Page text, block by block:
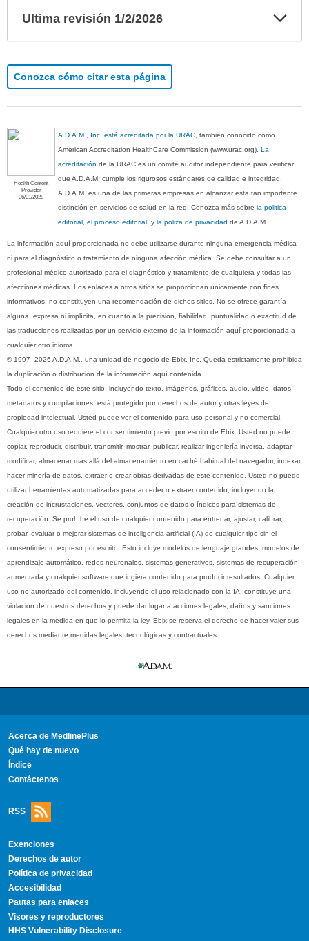
Ultima revisión 1/2/2026
Conozca cómo citar esta página
Health Content
Provider
06/01/2028
A.D.A.M., Inc. está acreditada por la URAC , también conocido como
American Accreditation HealthCare Commission (www.urac.org).La
acreditación de la URAC es un comité auditor independiente para verificar
que A.D.A.M. cumple los rigurosos estándares de calidad e integridad.
A.D.A.M. es una de las primeras empresas en alcanzar esta tan importante
distinción en servicios de salud en la red. Conozca más sobrela politica
editorial, el proceso editorial , yla poliza de privacidad de A.D.A.M.
La información aquí proporcionada no debe utilizarse durante ninguna emergencia médica
ni para el diagnóstico o tratamiento de ninguna afección médica. Se debe consultar a un
profesional médico autorizado para el diagnóstico y tratamiento de cualquiera y todas las
afecciones médicas. Los enlaces a otros sitios se proporcionan únicamente con fines
informativos; no constituyen una recomendación de dichos sitios. No se ofrece garantía
alguna, expresa ni implícita, en cuanto a la precisión, fiabilidad, puntualidad o exactitud de
las traducciones realizadas por un servicio externo de la información aquí proporcionada a
cualquier otro idioma.
© 1997- 2026 A.D.A.M., una unidad de negocio de Ebix, Inc. Queda estrictamente prohibida
la duplicación o distribución de la información aquí contenida.
Todo el contenido de este sitio, incluyendo texto, imágenes, gráficos, audio, video, datos,
metadatos y compilaciones, está protegido por derechos de autor y otras leyes de
propiedad intelectual. Usted puede ver el contenido para uso personal y no comercial.
Cualquier otro uso requiere el consentimiento previo por escrito de Ebix. Usted no puede
copiar, reproducir, distribuir, transmitir, mostrar, publicar, realizar ingeniería inversa, adaptar,
modificar, almacenar más allá del almacenamiento en caché habitual del navegador, indexar,
hacer minería de datos, extraer o crear obras derivadas de este contenido. Usted no puede
utilizar herramientas automatizadas para acceder o extraer contenido, incluyendo la
creación de incrustaciones, vectores, conjuntos de datos o índices para sistemas de
recuperación. Se prohíbe el uso de cualquier contenido para entrenar, ajustar, calibrar,
probar, evaluar o mejorar sistemas de inteligencia artificial (IA) de cualquier tipo sin el
consentimiento expreso por escrito. Esto incluye modelos de lenguaje grandes, modelos de
aprendizaje automático, redes neuronales, sistemas generativos, sistemas de recuperación
aumentada y cualquier software que ingiera contenido para producir resultados. Cualquier
uso no autorizado del contenido, incluyendo el uso relacionado con la IA, constituye una
violación de nuestros derechos y puede dar lugar a acciones legales, daños y sanciones
legales en la medida en que lo permita la ley. Ebix se reserva el derecho de hacer valer sus
derechos mediante medidas legales, tecnológicas y contractuales.
Acerca de MedlinePlus
Qué hay de nuevo
Índice
Contáctenos
RSS
Exenciones
Derechos de autor
Política de privacidad
Accesibilidad
Pautas para enlaces
Visores y reproductores
HHS Vulnerability Disclosure